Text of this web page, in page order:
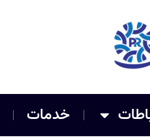
خدمات